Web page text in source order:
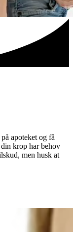
apoteket og få
krop har behov
men husk at